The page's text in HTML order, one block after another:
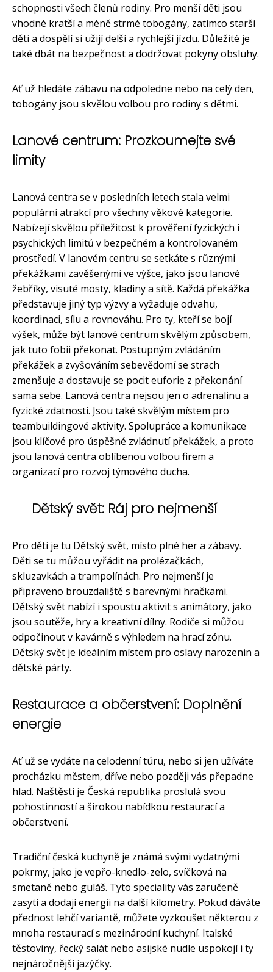
schopnosti všech členů rodiny. Pro menší děti jsou
vhodné kratší a méně strmé tobogány, zatímco starší
děti a dospělí si užijí delší a rychlejší jízdu. Důležité je
také dbát na bezpečnost a dodržovat pokyny obsluhy.
Ať už hledáte zábavu na odpoledne nebo na celý den,
tobogány jsou skvělou volbou pro rodiny s dětmi.
Lanové centrum: Prozkoumejte své
limity
Lanová centra se v posledních letech stala velmi
populární atrakcí pro všechny věkové kategorie.
Nabízejí skvělou příležitost k prověření fyzických i
psychických limitů v bezpečném a kontrolovaném
prostředí. V lanovém centru se setkáte s různými
překážkami zavěšenými ve výšce, jako jsou lanové
žebříky, visuté mosty, kladiny a sítě. Každá překážka
představuje jiný typ výzvy a vyžaduje odvahu,
koordinaci, sílu a rovnováhu. Pro ty, kteří se bojí
výšek, může být lanové centrum skvělým způsobem,
jak tuto fobii překonat. Postupným zvládáním
překážek a zvyšováním sebevědomí se strach
zmenšuje a dostavuje se pocit euforie z překonání
sama sebe. Lanová centra nejsou jen o adrenalinu a
fyzické zdatnosti. Jsou také skvělým místem pro
teambuildingové aktivity. Spolupráce a komunikace
jsou klíčové pro úspěšné zvládnutí překážek, a proto
jsou lanová centra oblíbenou volbou firem a
organizací pro rozvoj týmového ducha.
Dětský svět: Ráj pro nejmenší
Pro děti je tu Dětský svět, místo plné her a zábavy.
Děti se tu můžou vyřádit na prolézačkách,
skluzavkách a trampolínách. Pro nejmenší je
připraveno brouzdaliště s barevnými hračkami.
Dětský svět nabízí i spoustu aktivit s animátory, jako
jsou soutěže, hry a kreativní dílny. Rodiče si můžou
odpočinout v kavárně s výhledem na hrací zónu.
Dětský svět je ideálním místem pro oslavy narozenin a
dětské párty.
Restaurace a občerstvení: Doplnění
energie
Ať už se vydáte na celodenní túru, nebo si jen užíváte
procházku městem, dříve nebo později vás přepadne
hlad. Naštěstí je Česká republika proslulá svou
pohostinností a širokou nabídkou restaurací a
občerstvení.
Tradiční česká kuchyně je známá svými vydatnými
pokrmy, jako je vepřo-knedlo-zelo, svíčková na
smetaně nebo guláš. Tyto speciality vás zaručeně
zasytí a dodají energii na další kilometry. Pokud dáváte
přednost lehčí variantě, můžete vyzkoušet některou z
mnoha restaurací s mezinárodní kuchyní. Italské
těstoviny, řecký salát nebo asijské nudle uspokojí i ty
nejnáročnější jazýčky.